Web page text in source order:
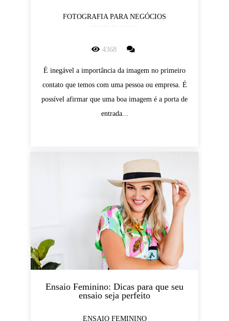
FOTOGRAFIA PARA NEGÓCIOS
4368
É inegável a importância da imagem no primeiro
contato que temos com uma pessoa ou empresa. É
possível afirmar que uma boa imagem é a porta de
entrada...
Ensaio Feminino: Dicas para que seu
ensaio seja perfeito
ENSAIO FEMININO